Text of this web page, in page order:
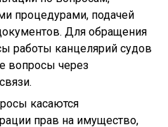
процедурами, подачей
Для обращения
работы канцелярий судов
вопросы через
касаются
прав на имущество,